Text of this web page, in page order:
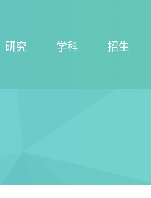
研究 学科 招生